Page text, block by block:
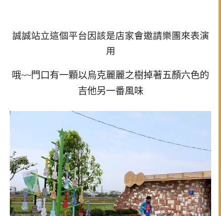
誠誠站立這個平台因該是店家會邀請樂團來表演
用
哦~~門口有一顆以烏克麗麗之樹掉著五顏六色的
吉他另一番風味